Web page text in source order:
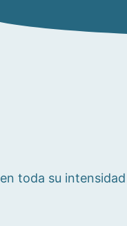
toda su intensidad